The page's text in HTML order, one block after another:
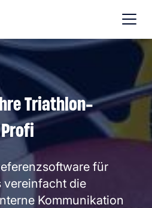
Triathlon-
für
vereinfacht die
Kommunikation